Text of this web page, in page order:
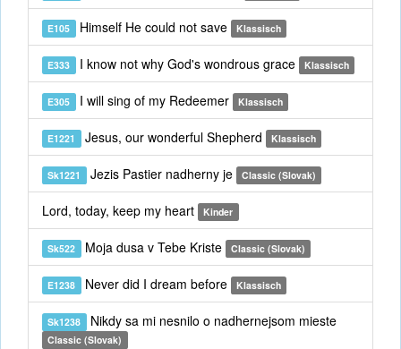
E105 Himself He could not save Klassisch
E333 I know not why God's wondrous grace Klassisch
E305 I will sing of my Redeemer Klassisch
E1221 Jesus, our wonderful Shepherd Klassisch
Sk1221 Jezis Pastier nadherny je Classic (Slovak)
Lord, today, keep my heart Kinder
Sk522 Moja dusa v Tebe Kriste Classic (Slovak)
E1238 Never did I dream before Klassisch
Sk1238 Nikdy sa mi nesnilo o nadhernejsom mieste
Classic (Slovak)